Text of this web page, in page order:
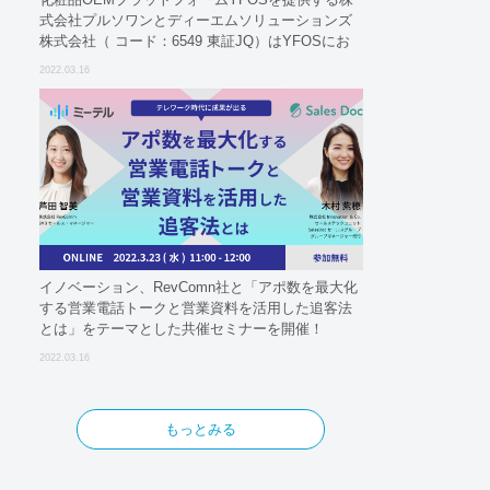
式会社プルソワンとディーエムソリューションズ
株式会社（ コード：6549 東証JQ）はYFOSにお
2022.03.16
イノベーション、RevComn社と「アポ数を最大化
する営業電話トークと営業資料を活用した追客法
とは」をテーマとした共催セミナーを開催！
2022.03.16
もっとみる